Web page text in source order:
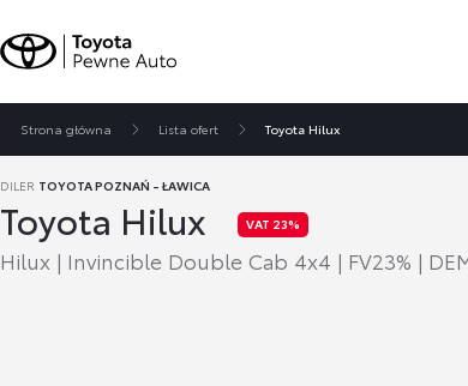
Strona główna Lista ofert Toyota Hilux
Toyota Hilux
Hilux | Invincible Double Cab 4x4 | FV23% |
VAT 23%
DILER TOYOTA POZNAŃ - ŁAWICA